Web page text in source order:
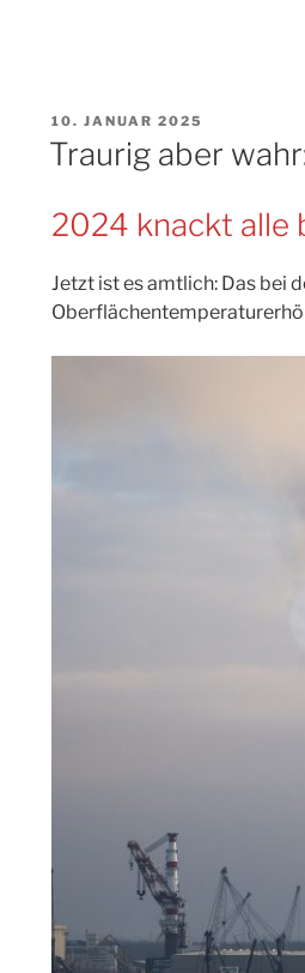
VERÖFFENTLICHT
AM
10. JANUAR 2025
Traurig aber
2024 knackt alle
Jetzt ist es amtlich: Das bei